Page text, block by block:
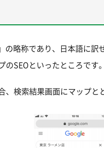
略称であり、日本語に訳
SEOといったところです。
検索結果画面にマップと